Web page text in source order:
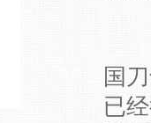
国
已